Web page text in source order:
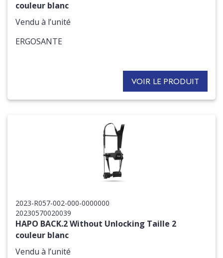
couleur blanc
Vendu à l’unité
ERGOSANTE
VOIR LE PRODUIT
2023-R057-002-000-0000000
20230570020039
HAPO BACK.2 Without Unlocking Taille 2
couleur blanc
Vendu à l’unité